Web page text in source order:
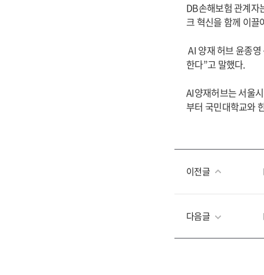
DB손해보험 관계자
크 혁신을 함께 이
AI 양재 허브 윤종
한다”고 말했다.
AI양재허브는 서울
부터 국민대학교와
이전글
다음글